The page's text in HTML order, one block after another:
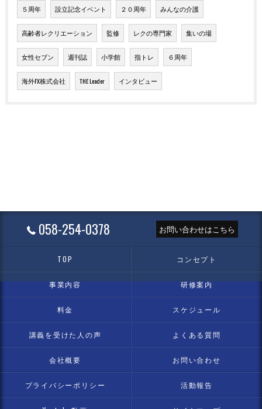
５周年 設立記念イベント ２０周年 みんなの介護
高齢者レクリエーション 監修 レクの専門家 集いの場
女性セブン 週刊誌 小学館 指トレ ６周年
海外FX株式会社 THE Leader インタビュー
058-254-0378 お問い合わせはこちら
TOP コンセプト
事業内容 研修案内
料金 スケジュール
講義を受けた人の声 よくある質問
会社概要 お問い合わせ
プライバシーポリシー 活動報告